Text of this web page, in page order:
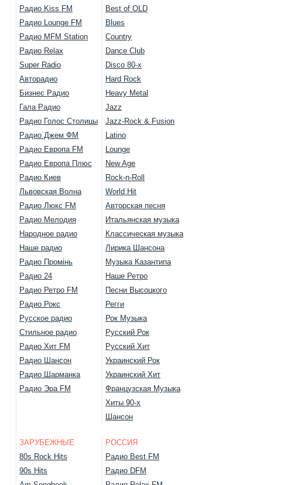
Радио Kiss FM
Радио Lounge FM
Радио MFM Station
Радио Relax
Super Radio
Авторадио
Бизнес Радио
Гала Радио
Радио Голос Столицы
Радио Джем ФМ
Радио Европа FM
Радио Европа Плюс
Радио Киев
Львовская Волна
Радио Люкс FM
Радио Мелодия
Народное радио
Наше радио
Радио Промінь
Радио 24
Радио Ретро FM
Радио Рокс
Русское радио
Стильное радио
Радио Хит FM
Радио Шансон
Радио Шарманка
Радио Эра FM
Best of OLD
Blues
Country
Dance Club
Disco 80-х
Hard Rock
Heavy Metal
Jazz
Jazz-Rock & Fusion
Latino
Lounge
New Age
Rock-n-Roll
World Hit
Авторская песня
Итальянская музыка
Классическая музыка
Лирика Шансона
Музыка Казантипа
Наше Ретро
Песни Высоцкого
Регги
Рок Музыка
Русский Рок
Русский Хит
Украинский Рок
Украинский Хит
Французская Музыка
Хиты 90-х
Шансон
ЗАРУБЕЖНЫЕ
80s Rock Hits
90s Hits
РОССИЯ
Радио Best FM
Радио DFM